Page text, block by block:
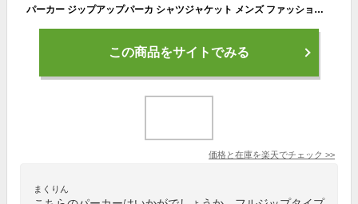
パーカー ジップアップパーカ シャツジャケット メンズ ファッション トップス 春 夏 秋 春服 夏服 秋服【ゆうパケット送料無料】【1-LH1L】
この商品をサイトでみる
価格と在庫を楽天でチェック >>
まくりん